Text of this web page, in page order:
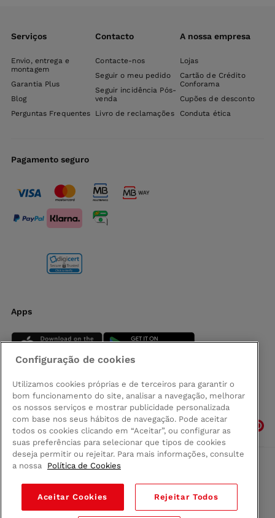
Serviços
Envio, entrega e
montagem
Garantia Plus
Blog
Perguntas Frequentes
Contacto
Contacte-nos
Seguir o meu pedido
Seguir incidência Pós-
venda
Livro de reclamações
A nossa empresa
Lojas
Cartão de Crédito
Conforama
Cupões de desconto
Conduta ética
Pagamento seguro
Apps
Siga-nos
Comprar na Madeira
Política de privacidad
Termos e Condições
Configuração de cookies
Utilizamos cookies próprias e de terceiros para garantir o
bom funcionamento do site, analisar a navegação, melhorar
os nossos serviços e mostrar publicidade personalizada
com base nos seus hábitos de navegação. Pode aceitar
todos os cookies clicando em “Aceitar”, ou configurar as
suas preferências para selecionar que tipos de cookies
deseja permitir ou rejeitar. Para mais informações, consulte
a nossa
Política de Cookies
Aceitar Cookies Rejeitar Todos